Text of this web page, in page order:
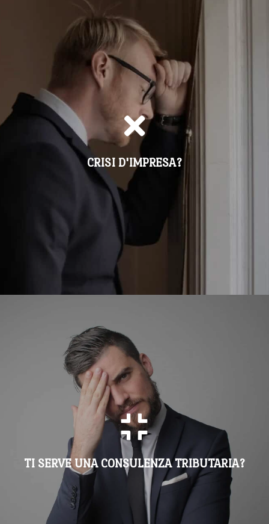
CRISI D'IMPRESA?
ECCO COSA POSSIAMO FARE
PER LA TUA ATTIVITA'
SCOPRI DI PIU'
TI SERVE UNA CONSULENZA TRIBUTARIA?
TUTTE LE SOLUZIONI PIU' EFFICACI
PER LA TUA IMPRESA
SCOPRI DI PIU'